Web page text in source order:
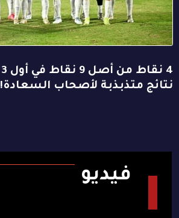
نتائج متذبذبة لأصحاب السعادة!
فيديو